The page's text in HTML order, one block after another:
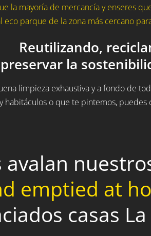
la mayoría de mercancía y enseres
eco parque de la zona más cercano
Reutilizando,
la
limpieza exhaustiva y a fondo de
habitáculos o que te pintemos,
emptied at
casas